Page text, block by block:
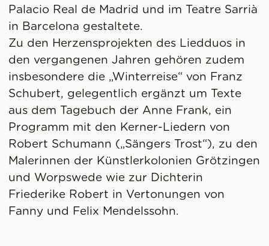
Palacio Real de Madrid und im Teatre Sarrià
in Barcelona gestaltete.
Zu den Herzensprojekten des Liedduos in
den vergangenen Jahren gehören zudem
insbesondere die „Winterreise“ von Franz
Schubert, gelegentlich ergänzt um Texte
aus dem Tagebuch der Anne Frank, ein
Programm mit den Kerner-Liedern von
Robert Schumann („Sängers Trost“), zu den
Malerinnen der Künstlerkolonien Grötzingen
und Worpswede wie zur Dichterin
Friederike Robert in Vertonungen von
Fanny und Felix Mendelssohn.